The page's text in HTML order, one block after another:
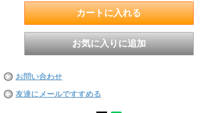
お問い合わせ
友達にメールですすめる